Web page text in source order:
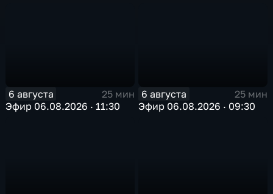
6 августа
25 мин
Эфир 06.08.2026 · 11:30
6 августа
25 мин
Эфир 06.08.2026 · 09:30